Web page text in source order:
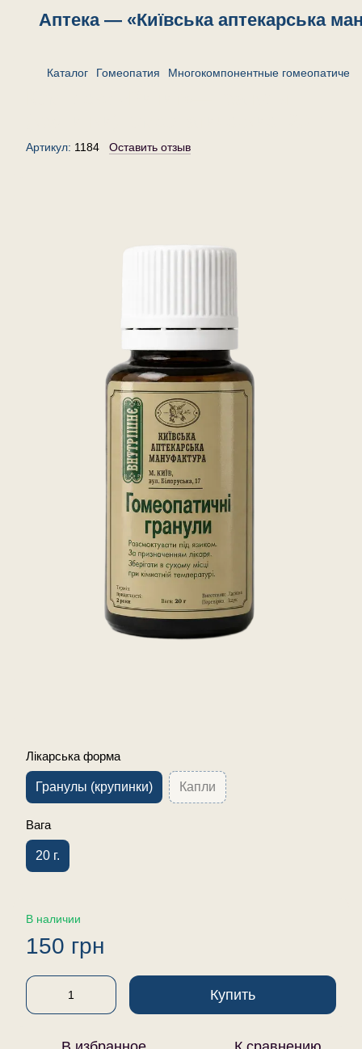
Аптека — «Київська аптекарська
Каталог Гомеопатия Многокомпонентные
Артикул: 1184 Оставить отзыв
Лікарська форма
Гранулы (крупинки) Капли
Вага
20 г.
В наличии
150 грн
Купить